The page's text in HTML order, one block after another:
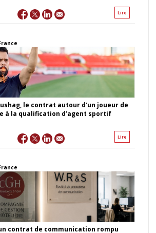
Lire
le contrat autour d’un joueur de
à la qualification d’agent sportif
Lire
un contrat de communication rompu